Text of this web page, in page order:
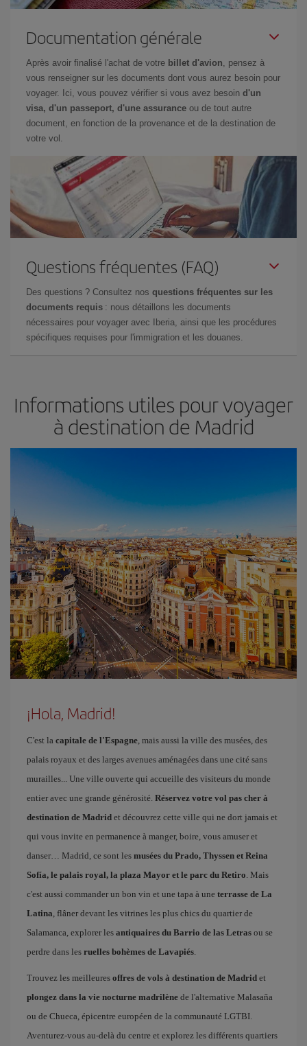
Documentation générale
Après avoir finalisé l'achat de votre billet d'avion, pensez à
vous renseigner sur les documents dont vous aurez besoin pour
voyager. Ici, vous pouvez vérifier si vous avez besoin d'un
visa, d'un passeport, d'une assurance ou de tout autre
document, en fonction de la provenance et de la destination de
votre vol.
Questions fréquentes (FAQ)
Des questions ? Consultez nos questions fréquentes sur les
documents requis : nous détaillons les documents
nécessaires pour voyager avec Iberia, ainsi que les procédures
spécifiques requises pour l'immigration et les douanes.
Informations utiles pour voyager
à destination de Madrid
¡Hola, Madrid!
C'est la capitale de l'Espagne, mais aussi la ville des musées, des
palais royaux et des larges avenues aménagées dans une cité sans
murailles... Une ville ouverte qui accueille des visiteurs du monde
entier avec une grande générosité. Réservez votre vol pas cher à
destination de Madrid et découvrez cette ville qui ne dort jamais et
qui vous invite en permanence à manger, boire, vous amuser et
danser… Madrid, ce sont les musées du Prado, Thyssen et Reina
Sofía, le palais royal, la plaza Mayor et le parc du Retiro. Mais
c'est aussi commander un bon vin et une tapa à une terrasse de La
Latina, flâner devant les vitrines les plus chics du quartier de
Salamanca, explorer les antiquaires du Barrio de las Letras ou se
perdre dans les ruelles bohèmes de Lavapiés.
Trouvez les meilleures offres de vols à destination de Madrid et
plongez dans la vie nocturne madrilène de l'alternative Malasaña
ou de Chueca, épicentre européen de la communauté LGTBI.
Aventurez-vous au-delà du centre et explorez les différents quartiers